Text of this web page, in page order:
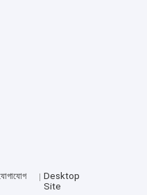
Desktop
Site